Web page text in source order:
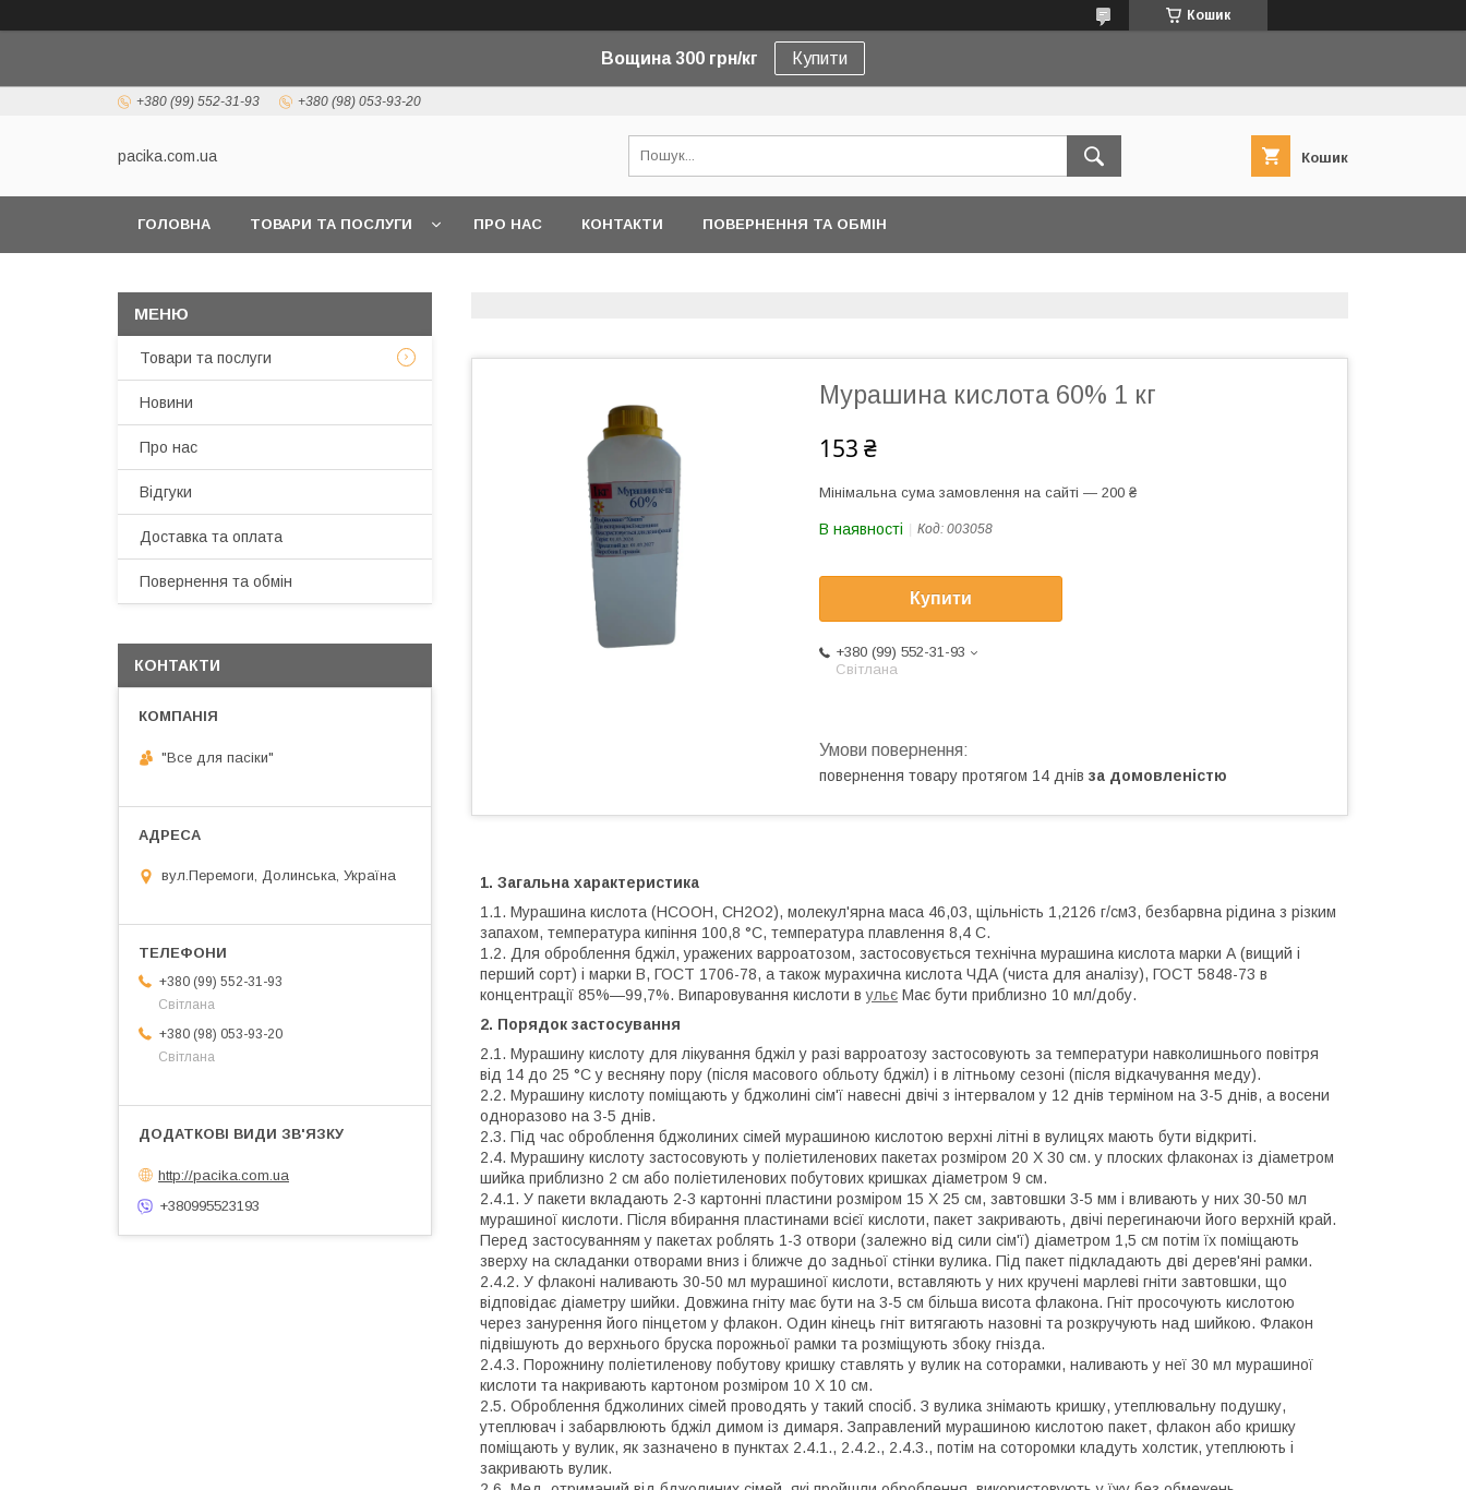
Кошик
Вощина 300 грн/кг Купити
+380 (99) 552-31-93 +380 (98) 053-93-20
pacika.com.ua Кошик
ГОЛОВНА ТОВАРИ ТА ПОСЛУГИ ПРО НАС КОНТАКТИ ПОВЕРНЕННЯ ТА ОБМІН
Мурашина кислота 60% 1 кг
153 ₴
Мінімальна сума замовлення на сайті — 200 ₴
В наявності Код: 003058
Купити
+380 (99) 552-31-93
Світлана
повернення товару протягом 14 днів за домовленістю
1. Загальна характеристика
1.1. Мурашина кислота (НСООН, СН2О2), молекул'ярна маса 46,03, щільність 1,2126 г/см3, безбарвна рідина з різким
запахом, температура кипіння 100,8 °C, температура плавлення 8,4 С.
1.2. Для оброблення бджіл, уражених варроатозом, застосовується технічна мурашина кислота марки А (вищий і
перший сорт) і марки В, ГОСТ 1706-78, а також мурахична кислота ЧДА (чиста для аналізу), ГОСТ 5848-73 в
концентрації 85%—99,7%. Випаровування кислоти вульє Має бути приблизно 10 мл/добу.
2. Порядок застосування
2.1. Мурашину кислоту для лікування бджіл у разі варроатозу застосовують за температури навколишнього повітря
від 14 до 25 °C у весняну пору (після масового обльоту бджіл) і в літньому сезоні (після відкачування меду).
2.2. Мурашину кислоту поміщають у бджолині сім'ї навесні двічі з інтервалом у 12 днів терміном на 3-5 днів, а восени
одноразово на 3-5 днів.
2.3. Під час оброблення бджолиних сімей мурашиною кислотою верхні літні в вулицях мають бути відкриті.
2.4. Мурашину кислоту застосовують у поліетиленових пакетах розміром 20 X 30 см. у плоских флаконах із діаметром
шийка приблизно 2 см або поліетиленових побутових кришках діаметром 9 см.
2.4.1. У пакети вкладають 2-3 картонні пластини розміром 15 X 25 см, завтовшки 3-5 мм і вливають у них 30-50 мл
мурашиної кислоти. Після вбирання пластинами всієї кислоти, пакет закривають, двічі перегинаючи його верхній край.
Перед застосуванням у пакетах роблять 1-3 отвори (залежно від сили сім'ї) діаметром 1,5 см потім їх поміщають
зверху на складанки отворами вниз і ближче до задньої стінки вулика. Під пакет підкладають дві дерев'яні рамки.
2.4.2. У флаконі наливають 30-50 мл мурашиної кислоти, вставляють у них кручені марлеві гніти завтовшки, що
відповідає діаметру шийки. Довжина гніту має бути на 3-5 см більша висота флакона. Гніт просочують кислотою
через занурення його пінцетом у флакон. Один кінець гніт витягають назовні та розкручують над шийкою. Флакон
підвішують до верхнього бруска порожньої рамки та розміщують збоку гнізда.
2.4.3. Порожнину поліетиленову побутову кришку ставлять у вулик на соторамки, наливають у неї 30 мл мурашиної
кислоти та накривають картоном розміром 10 X 10 см.
2.5. Оброблення бджолиних сімей проводять у такий спосіб. З вулика знімають кришку, утеплювальну подушку,
утеплювач і забарвлюють бджіл димом із димаря. Заправлений мурашиною кислотою пакет, флакон або кришку
поміщають у вулик, як зазначено в пунктах 2.4.1., 2.4.2., 2.4.3., потім на соторомки кладуть холстик, утеплюють і
закривають вулик.
Товари та послуги
Новини
Про нас
Відгуки
Доставка та оплата
Повернення та обмін
КОНТАКТИ
"Все для пасіки"
вул.Перемоги, Долинська, Україна
+380 (99) 552-31-93
Світлана
+380 (98) 053-93-20
Світлана
http://pacika.com.ua
+380995523193